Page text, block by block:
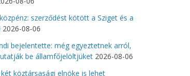
szerződést kötött a Sziget és a
2026-08-06
bejelentette: még egyeztetnek arról,
be államfőjelöltjüket 2026-08-06
két köztársasági elnöke is lehet